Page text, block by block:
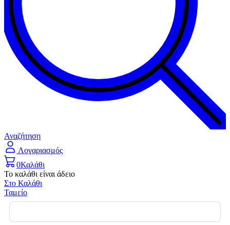
Αναζήτηση
Λογαριασμός
0Καλάθι
Το καλάθι είναι άδειο
Στο Καλάθι
Ταμείο